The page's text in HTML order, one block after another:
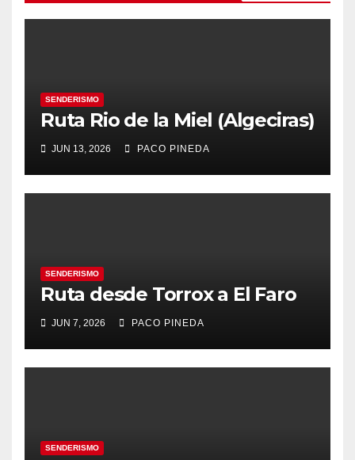
SENDERISMO
Ruta Rio de la Miel (Algeciras)
JUN 13, 2026 PACO PINEDA
SENDERISMO
Ruta desde Torrox a El Faro
JUN 7, 2026 PACO PINEDA
SENDERISMO